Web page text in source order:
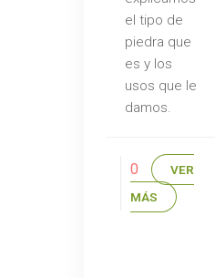
el tipo de
piedra que
es y los
usos que le
damos.
0
VER
MÁS